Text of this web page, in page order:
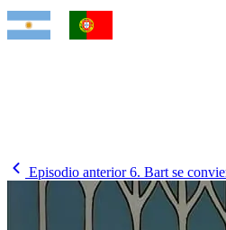
Episodio anterior6. Bart se